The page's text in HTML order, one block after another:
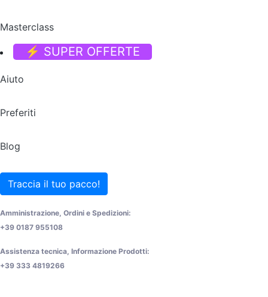
Masterclass
⚡ SUPER OFFERTE
Aiuto
Preferiti
Blog
Traccia il tuo pacco!
Amministrazione, Ordini e Spedizioni:
+39 0187 955108
Assistenza tecnica, Informazione Prodotti:
+39 333 4819266